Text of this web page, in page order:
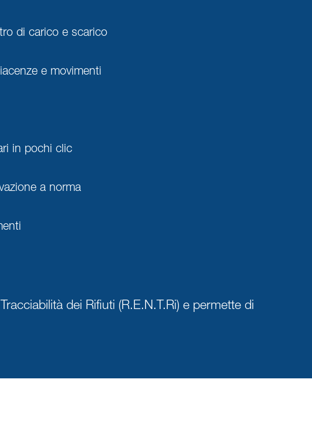
di carico e scarico
e movimenti
in pochi clic
a norma
dei Rifiuti (R.E.N.T.Ri) e permette di